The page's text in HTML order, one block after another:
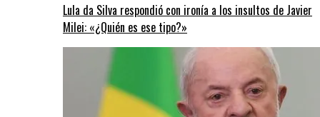
Lula da Silva respondió con ironía a los insultos de Javier
Milei: «¿Quién es ese tipo?»